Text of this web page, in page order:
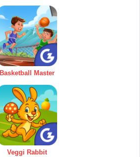
Basketball Master
Veggi Rabbit